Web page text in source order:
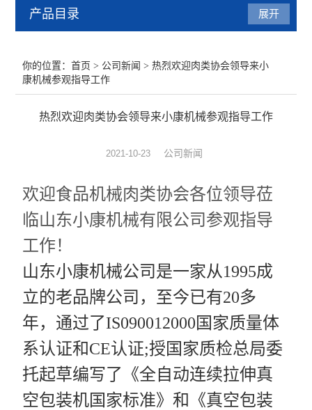
产品目录
小型真空包装机
气调保鲜包装机
拉伸膜真空包装机
休闲食品真空包装机
贴体真空包装设备
热收缩机
滚动式真空包装设备
全自动给袋真空包装设备
展开
你的位置：首页 > 公司新闻 > 热烈欢迎肉类协会领导来小
康机械参观指导工作
热烈欢迎肉类协会领导来小康机械参观指导工作
2021-10-23 公司新闻
欢迎食品机械肉类协会各位领导莅
临山东小康机械有限公司参观指导
工作！
山东小康机械公司是一家从1995成
立的老品牌公司，至今已有20多
年，通过了IS090012000国家质量体
系认证和CE认证;授国家质检总局委
托起草编写了《全自动连续拉伸真
空包装机国家标准》和《真空包装